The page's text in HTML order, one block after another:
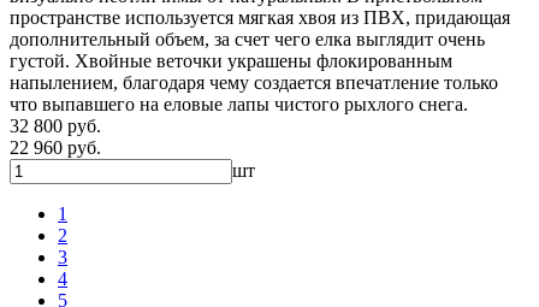
пространстве используется мягкая хвоя из ПВХ, придающая
дополнительный объем, за счет чего елка выглядит очень
густой. Хвойные веточки украшены флокированным
напылением, благодаря чему создается впечатление только
что выпавшего на еловые лапы чистого рыхлого снега.
32 800 руб.
22 960 руб.
шт
1
2
3
4
5